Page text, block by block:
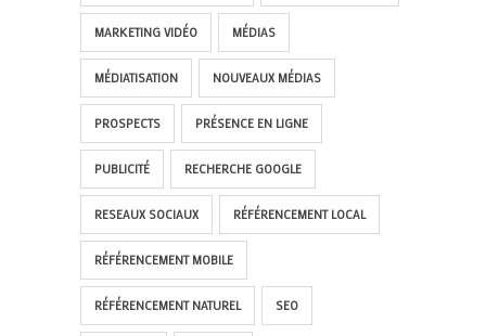
MARKETING VIDÉO MÉDIAS
MÉDIATISATION NOUVEAUX MÉDIAS
PROSPECTS PRÉSENCE EN LIGNE
PUBLICITÉ RECHERCHE GOOGLE
RESEAUX SOCIAUX RÉFÉRENCEMENT LOCAL
RÉFÉRENCEMENT MOBILE
RÉFÉRENCEMENT NATUREL SEO